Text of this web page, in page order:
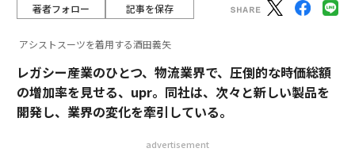
著者フォロー 記事を保存
アシストスーツを着用する酒田義矢
レガシー産業のひとつ、物流業界で、圧倒的な時価総額
の増加率を見せる、upr。同社は、次々と新しい製品を
開発し、業界の変化を牽引している。
advertisement